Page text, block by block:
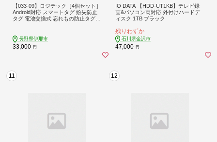
【033-09】ロジテック［4個セット］
Android対応 スマートタグ 紛失防止
タグ 電池交換式 忘れもの防止タグ
長野県伊那市
33,000 円
IO DATA 【HDD-UT1KB】テレビ録
画&パソコン両対応 外付けハードデ
ィスク 1TB ブラック
残りわずか
石川県金沢市
47,000 円
11 12